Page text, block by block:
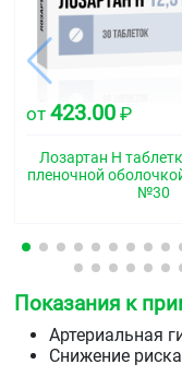
от 423.00 ₽
Лозартан Н
пленочной
№30
Показания к
Артериальная
Снижение